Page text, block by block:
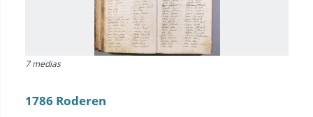
7 medias
1786 Roderen